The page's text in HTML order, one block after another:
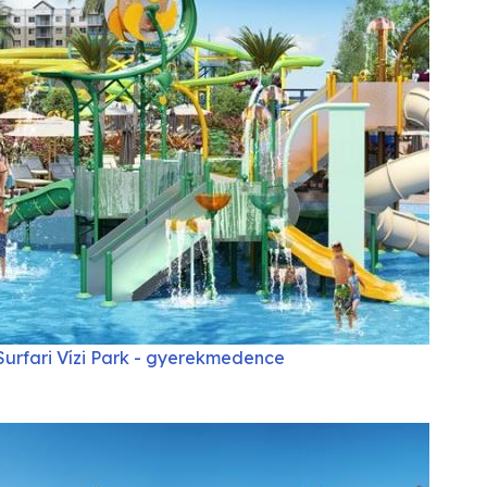
Vízi Park - gyerekmedence